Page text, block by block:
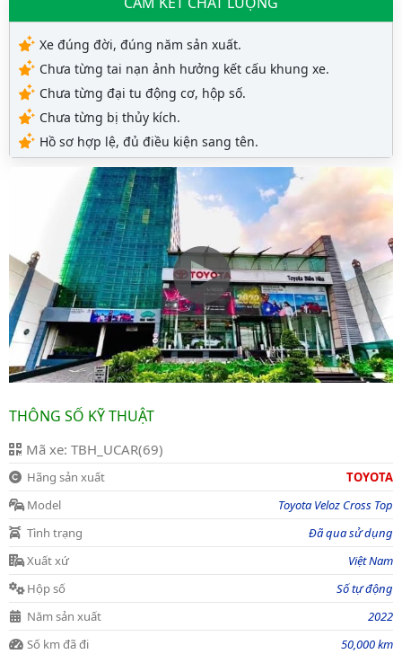
Xe đúng đời, đúng năm sản xuất.
Chưa từng tai nạn ảnh hưởng kết cấu khung xe.
Chưa từng đại tu động cơ, hộp số.
Chưa từng bị thủy kích.
Hồ sơ hợp lệ, đủ điều kiện sang tên.
THÔNG SỐ KỸ THUẬT
Mã xe: TBH_UCAR(69)
Hãng sản xuất
TOYOTA
Model
Toyota Veloz Cross Top
Tình trạng
Đã qua sử dụng
Xuất xứ
Việt Nam
Hộp số
Số tự động
Năm sản xuất
2022
Số km đã đi
50,000 km